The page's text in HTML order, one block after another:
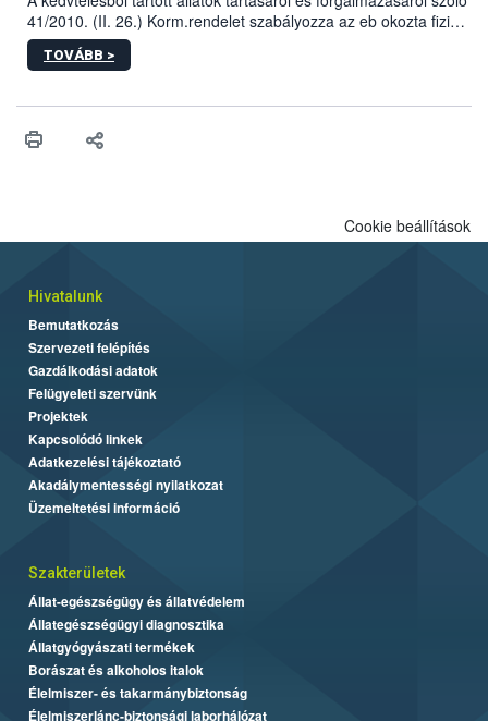
41/2010. (II. 26.) Korm.rendelet szabályozza az eb okozta fizikai
sérülés, illetve ennek veszélye keletkezésekor felmerülő
hatósági feladatokat, valamint a veszélyes eb tartását és annak
vonni az ebek viselkedésének megítélésében jártas szakértőt.
TOVÁBB >
Cookie beállítások
Hivatalunk
Bemutatkozás
Szervezeti felépítés
Gazdálkodási adatok
Felügyeleti szervünk
Projektek
Kapcsolódó linkek
Adatkezelési tájékoztató
Akadálymentességi nyilatkozat
Üzemeltetési információ
Szakterületek
Állat-egészségügy és állatvédelem
Állategészségügyi diagnosztika
Állatgyógyászati termékek
Borászat és alkoholos italok
Élelmiszer- és takarmánybiztonság
Élelmiszerlánc-biztonsági laborhálózat